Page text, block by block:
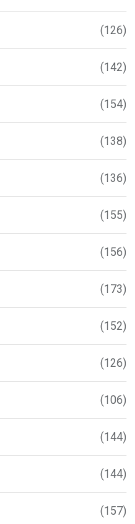
(126)
(142)
(154)
(138)
(136)
(155)
(156)
(173)
(152)
(126)
(106)
(144)
(144)
(157)